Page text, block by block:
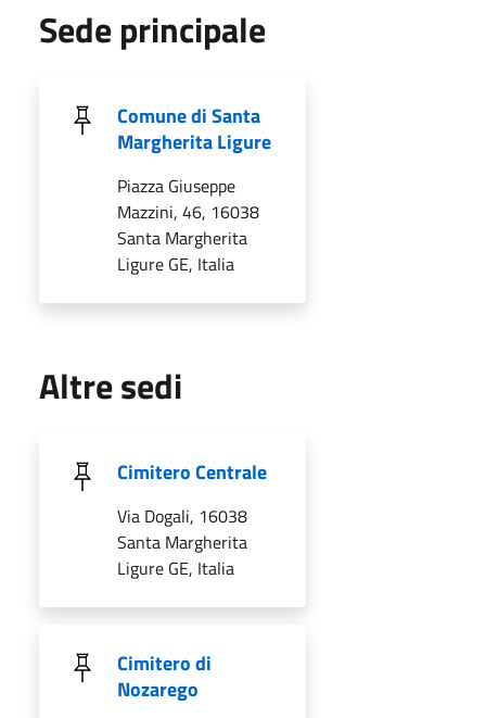
Sede principale
Comune di Santa
Margherita Ligure
Piazza Giuseppe
Mazzini, 46, 16038
Santa Margherita
Ligure GE, Italia
Altre sedi
Cimitero Centrale
Via Dogali, 16038
Santa Margherita
Ligure GE, Italia
Cimitero di
Nozarego